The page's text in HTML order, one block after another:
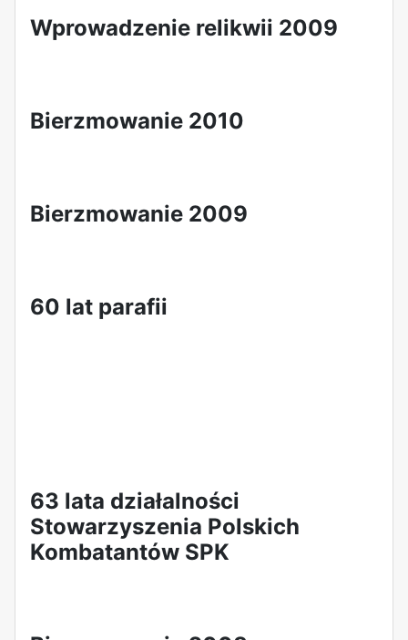
Wprowadzenie relikwii 2009
Bierzmowanie 2010
Bierzmowanie 2009
60 lat parafii
63 lata działalności
Stowarzyszenia Polskich
Kombatantów SPK